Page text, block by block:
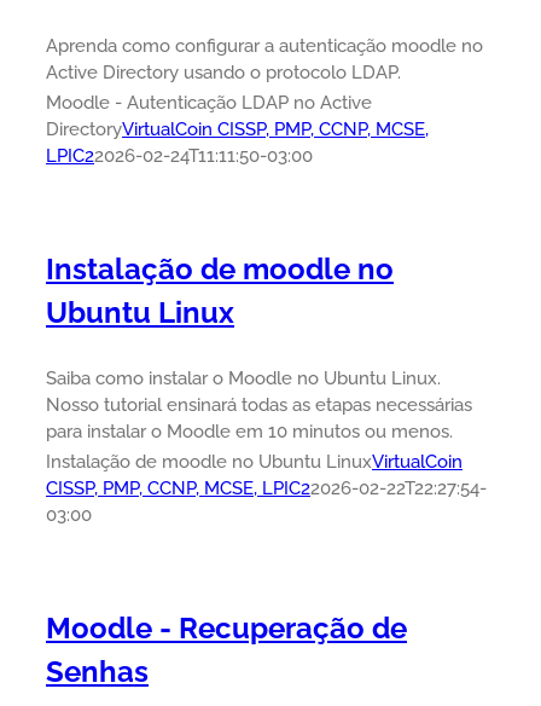
Aprenda como configurar a autenticação moodle no
Active Directory usando o protocolo LDAP.
Moodle - Autenticação LDAP no Active
DirectoryVirtualCoin CISSP, PMP, CCNP, MCSE,
LPIC22026-02-24T11:11:50-03:00
Instalação de moodle no
Ubuntu Linux
Saiba como instalar o Moodle no Ubuntu Linux.
Nosso tutorial ensinará todas as etapas necessárias
para instalar o Moodle em 10 minutos ou menos.
Instalação de moodle no Ubuntu LinuxVirtualCoin
CISSP, PMP, CCNP, MCSE, LPIC22026-02-22T22:27:54-
03:00
Moodle - Recuperação de
Senhas